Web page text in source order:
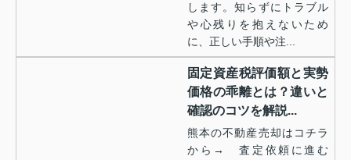
します。知らずにトラブル
や心残りを抱えないため
に、正しい手順や注...
固定資産税評価額と実勢
価格の乖離とは？違いと
確認のコツを解説...
熊本の不動産売却はコチラ
から→ 査定依頼に進む